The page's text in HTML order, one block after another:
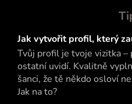
Jak vytvořit profil, který
Tvůj profil je tvoje vizitka –
ostatní uvidí. Kvalitně
šanci, že tě někdo osloví
Jak na to?